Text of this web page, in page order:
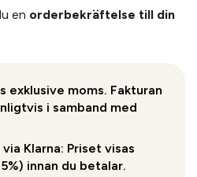
en orderbekräftelse till din
exklusive moms. Fakturan
i samband med
Klarna: Priset visas
innan du betalar.